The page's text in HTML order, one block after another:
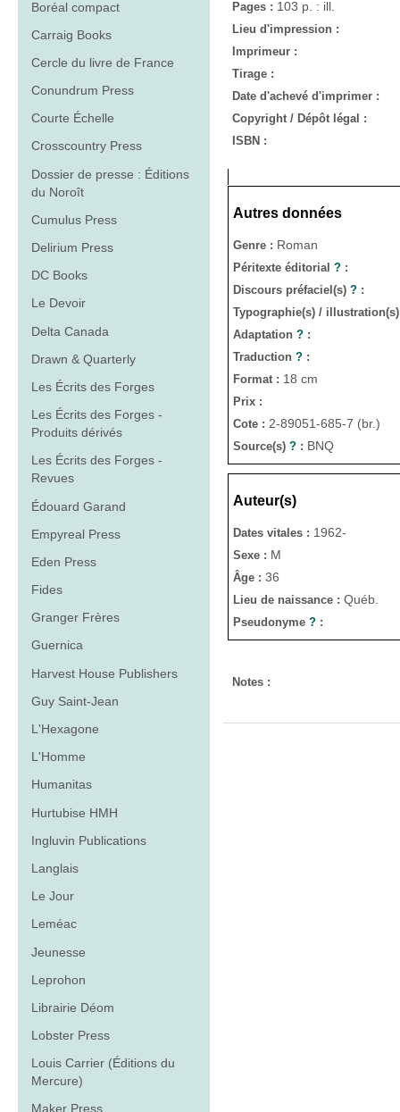
Boréal compact
Carraig Books
Cercle du livre de France
Conundrum Press
Courte Échelle
Crosscountry Press
Dossier de presse : Éditions
du Noroît
Cumulus Press
Delirium Press
DC Books
Le Devoir
Delta Canada
Drawn & Quarterly
Les Écrits des Forges
Les Écrits des Forges -
Produits dérivés
Les Écrits des Forges -
Revues
Édouard Garand
Empyreal Press
Eden Press
Fides
Granger Frères
Guernica
Harvest House Publishers
Guy Saint-Jean
L'Hexagone
L'Homme
Humanitas
Hurtubise HMH
Ingluvin Publications
Langlais
Le Jour
Leméac
Jeunesse
Leprohon
Librairie Déom
Lobster Press
Louis Carrier (Éditions du
Mercure)
Maker Press
Pages : 103 p. : ill.
Lieu d'impression :
Imprimeur :
Tirage :
Date d'achevé d'imprimer :
Copyright / Dépôt légal :
ISBN :
Autres données
Genre : Roman
Péritexte éditorial ? :
Discours préfaciel(s) ? :
Typographie(s) /
Adaptation ? :
Traduction ? :
Format : 18 cm
Prix :
Cote : 2-89051-685-7 (br.)
Source(s) ? : BNQ
Auteur(s)
Dates vitales : 1962-
Sexe : M
Âge : 36
Lieu de naissance : Québ.
Pseudonyme ? :
Notes :